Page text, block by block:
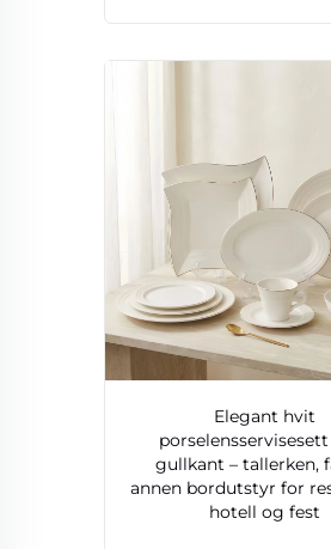
Elegant hvit
gullkant – tallerken,
annen bordutstyr for
hotell og fest